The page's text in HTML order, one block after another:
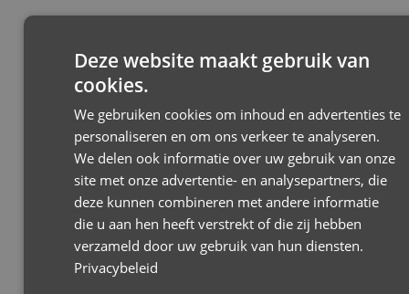
Joolz
Deze website maakt gebruik van
cookies.
We gebruiken cookies om inhoud en advertenties te
personaliseren en om ons verkeer te analyseren.
We delen ook informatie over uw gebruik van onze
site met onze advertentie- en analysepartners, die
deze kunnen combineren met andere informatie
die u aan hen heeft verstrekt of die zij hebben
verzameld door uw gebruik van hun diensten.
Privacybeleid